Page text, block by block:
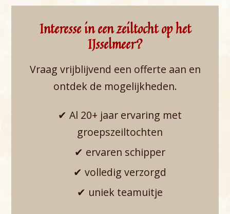
Interesse in een zeiltocht op het
IJsselmeer?
Vraag vrijblijvend een offerte aan en
ontdek de mogelijkheden.
✔ Al 20+ jaar ervaring met
groepszeiltochten
✔ ervaren schipper
✔ volledig verzorgd
✔ uniek teamuitje